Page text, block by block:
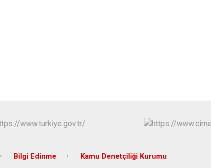
Bilgi Edinme Kamu Denetçiliği Kurumu